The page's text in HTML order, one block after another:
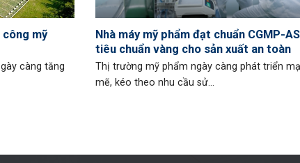
công mỹ
càng tăng
Nhà máy mỹ phẩm đạt chuẩn CGMP-
tiêu chuẩn vàng cho sản xuất an toàn
Thị trường mỹ phẩm ngày càng phát triển
mẽ, kéo theo nhu cầu sử...